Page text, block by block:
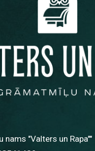
nams "Valters un Rapa""